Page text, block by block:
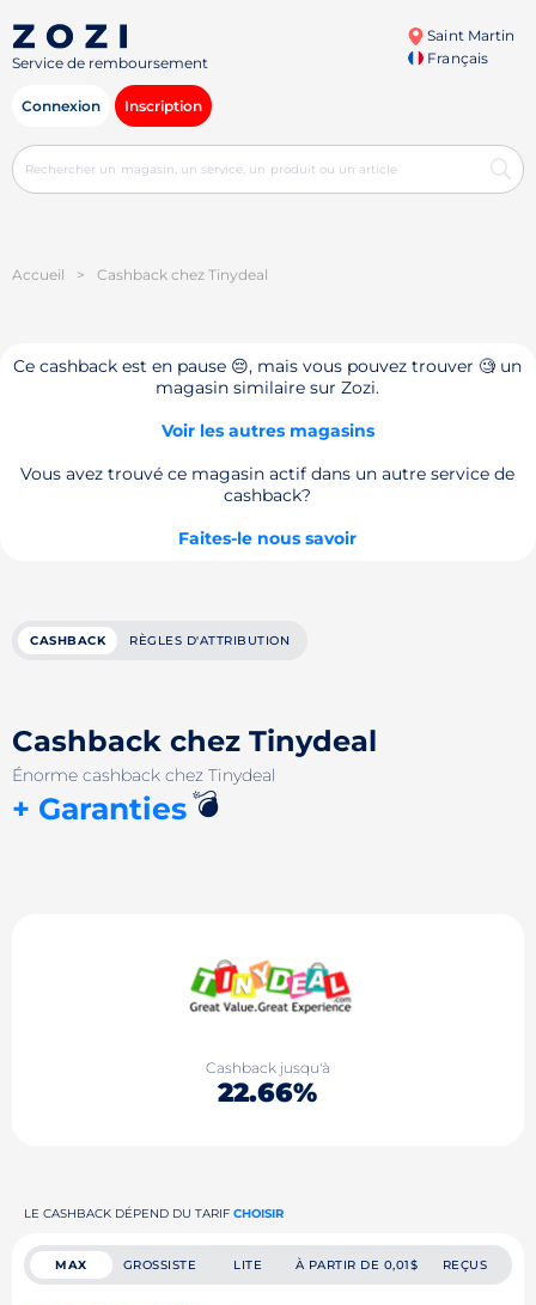
Service de remboursement
Saint Martin
Français
Connexion Inscription
Accueil > Cashback chez Tinydeal
Ce cashback est en pause 😔, mais vous pouvez trouver 🧐 un
magasin similaire sur Zozi.
Voir les autres magasins
Vous avez trouvé ce magasin actif dans un autre service de
cashback?
Faites-le nous savoir
CASHBACK RÈGLES D'ATTRIBUTION
Cashback chez Tinydeal
Énorme cashback chez Tinydeal
+ Garanties💣
Cashback jusqu'à
22.66%
LE CASHBACK DÉPEND DU TARIF CHOISIR
MAX GROSSISTE LITE À PARTIR DE 0,01$ REÇUS